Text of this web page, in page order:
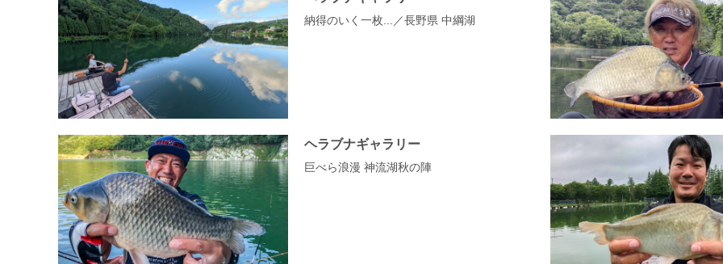
納得のいく一枚...／長野県 中綱湖
ヘラブナギャラリー
巨べら浪漫 神流湖秋の陣